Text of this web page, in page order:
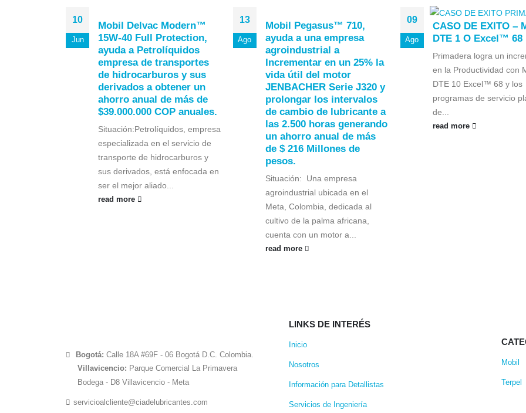
10
Jun
Mobil Delvac Modern™
15W-40 Full Protection,
ayuda a Petrolíquidos
empresa de transportes
de hidrocarburos y sus
derivados a obtener un
ahorro anual de más de
$39.000.000 COP anuales.
Situación:Petrolíquidos, empresa
especializada en el servicio de
transporte de hidrocarburos y
sus derivados, está enfocada en
ser el mejor aliado...
read more
13
Ago
Mobil Pegasus™ 710,
ayuda a una empresa
agroindustrial a
Incrementar en un 25% la
vida útil del motor
JENBACHER Serie J320 y
prolongar los intervalos
de cambio de lubricante a
las 2.500 horas generando
un ahorro anual de más
de $ 216 Millones de
pesos.
Situación: Una empresa
agroindustrial ubicada en el
Meta, Colombia, dedicada al
cultivo de la palma africana,
cuenta con un motor a...
read more
09
Ago
CASO DE EXITO –
DTE 1 O Excel™ 68
Primadera logra un
en la Productividad con
DTE 10 Excel™ 68 y los
programas de servicio
de...
read more
Bogotá: Calle 18A #69F - 06 Bogotá D.C. Colombia.
Villavicencio: Parque Comercial La Primavera
Bodega - D8 Villavicencio - Meta
servicioalcliente@ciadelubricantes.com
LINKS DE INTERÉS
Inicio
Nosotros
Información para Detallistas
Servicios de Ingeniería
Mobil
Terpel